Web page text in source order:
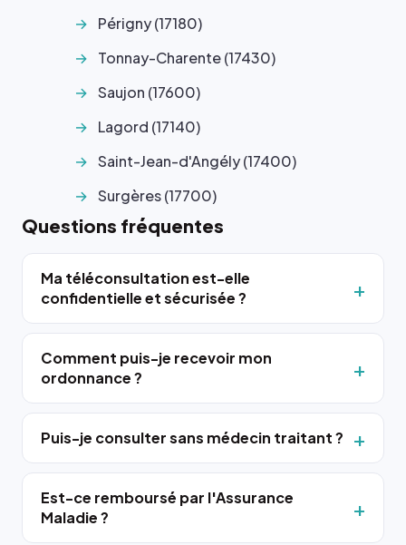
Périgny (17180)
Tonnay-Charente (17430)
Saujon (17600)
Lagord (17140)
Saint-Jean-d'Angély (17400)
Surgères (17700)
Questions fréquentes
Ma téléconsultation est-elle
confidentielle et sécurisée ?
Comment puis-je recevoir mon
ordonnance ?
Puis-je consulter sans médecin traitant ?
Est-ce remboursé par l'Assurance
Maladie ?